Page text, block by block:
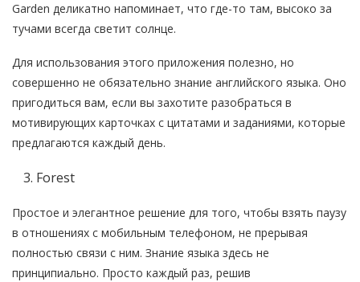
Garden деликатно напоминает, что где-то там, высоко за
тучами всегда светит солнце.
Для использования этого приложения полезно, но
совершенно не обязательно знание английского языка. Оно
пригодиться вам, если вы захотите разобраться в
мотивирующих карточках с цитатами и заданиями, которые
предлагаются каждый день.
Forest
Простое и элегантное решение для того, чтобы взять паузу
в отношениях с мобильным телефоном, не прерывая
полностью связи с ним. Знание языка здесь не
принципиально. Просто каждый раз, решив